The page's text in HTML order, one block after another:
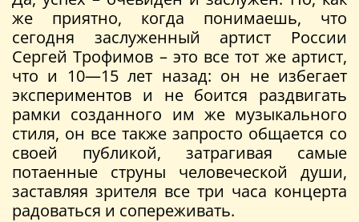
же приятно, когда понимаешь, что
сегодня заслуженный артист России
Сергей Трофимов – это все тот же артист,
что и 10—15 лет назад: он не избегает
экспериментов и не боится раздвигать
рамки созданного им же музыкального
стиля, он все также запросто общается со
своей публикой, затрагивая самые
потаенные струны человеческой души,
заставляя зрителя все три часа концерта
радоваться и сопереживать.